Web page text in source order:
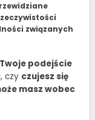
związanych
Twoje podejście
czy czujesz się
masz wobec